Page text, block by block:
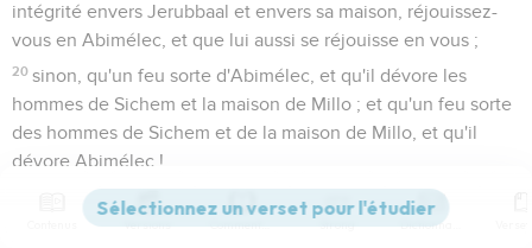
intégrité envers Jerubbaal et envers sa maison, réjouissez-
vous en Abimélec, et que lui aussi se réjouisse en vous ;
20 sinon, qu'un feu sorte d'Abimélec, et qu'il dévore les
hommes de Sichem et la maison de Millo ; et qu'un feu sorte
des hommes de Sichem et de la maison de Millo, et qu'il
dévore Abimélec !
Et Jotham s'échappa et s'enfuit, et alla à Beër, et y habita,
à cause d'Abimélec son frère.
Versions Commentaires Strong